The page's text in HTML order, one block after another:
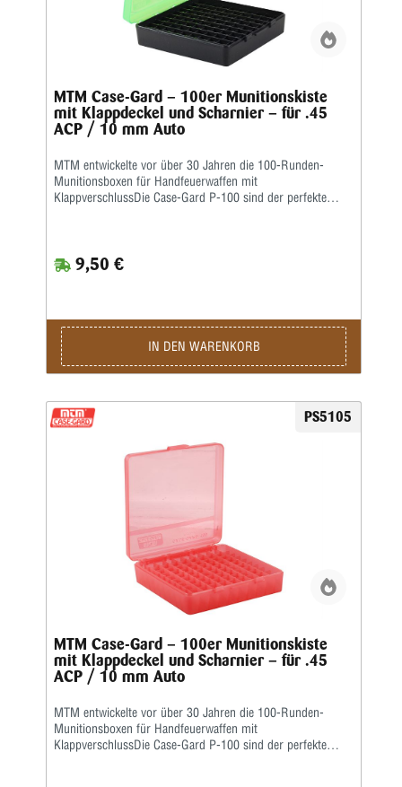
MTM Case-Gard – 100er Munitionskiste
mit Klappdeckel und Scharnier – für .45
ACP / 10 mm Auto
MTM entwickelte vor über 30 Jahren die 100-Runden-
Munitionsboxen für Handfeuerwaffen mit
KlappverschlussDie Case-Gard P-100 sind der perfekte
griffige, abriebfeste Strukturoberfläche und sind stapelbar.
Auf den Snap-Lock-Verschluss und das mechanische
Unterseite jeder Box aufgeführt • Ladungsetikett im
Lieferumfang enthalten • Farbe: Grünklar
9,50 €
IN DEN WARENKORB
PS5105
MTM Case-Gard – 100er Munitionskiste
mit Klappdeckel und Scharnier – für .45
ACP / 10 mm Auto
MTM entwickelte vor über 30 Jahren die 100-Runden-
Munitionsboxen für Handfeuerwaffen mit
KlappverschlussDie Case-Gard P-100 sind der perfekte